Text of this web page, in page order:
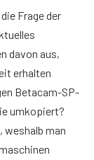
Frage der
davon aus,
erhalten
Betacam-SP-
umkopiert?
weshalb man